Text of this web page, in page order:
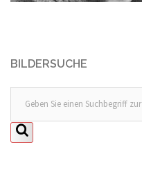
BILDERSUCHE